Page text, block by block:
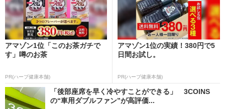
アマゾン1位「このお茶ガチで
す」噂のお茶
PR(ハーブ健康本舗)
アマゾン1位の実績！380円で5
日間お試し。
PR(ハーブ健康本舗)
「後部座席を早く冷やすことができる」 3COINS
の“車用ダブルファン”が高評価...